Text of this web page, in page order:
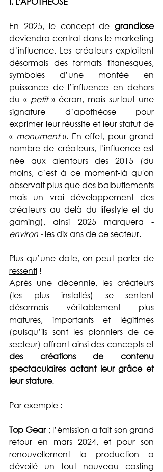
En 2025, le concept de grandiose
deviendra central dans le marketing
d’influence. Les créateurs exploitent
désormais des formats titanesques,
symboles d’une montée en
puissance de l’influence en dehors
du « petit » écran, mais surtout une
signature d’apothéose pour
exprimer leur réussite et leur statut de
« monument ». En effet, pour grand
nombre de créateurs, l’influence est
née aux alentours des 2015 (du
moins, c’est à ce moment-là qu'on
observait plus que des balbutiements
mais un vrai développement des
créateurs au delà du lifestyle et du
environ - les dix ans de ce secteur.
ressenti !
Après une décennie, les créateurs
(les plus installés) se sentent
désormais véritablement plus
matures, importants et légitimes
(puisqu’ils sont les pionniers de ce
des créations de contenu
spectaculaires actant leur grâce et
leur stature.
Par exemple :
Top Gear ; l’émission a fait son grand
retour en mars 2024, et pour son
renouvellement la production a
dévoilé un tout nouveau casting